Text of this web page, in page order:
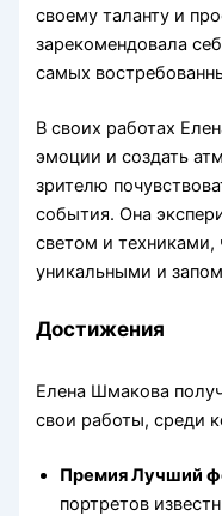
своему таланту и
зарекомендовала
самых
В своих работах
эмоции и создать
зрителю
события. Она
светом и
уникальными и
Достижения
Елена Шмакова
свои работы, среди
Премия Лучший
портретов